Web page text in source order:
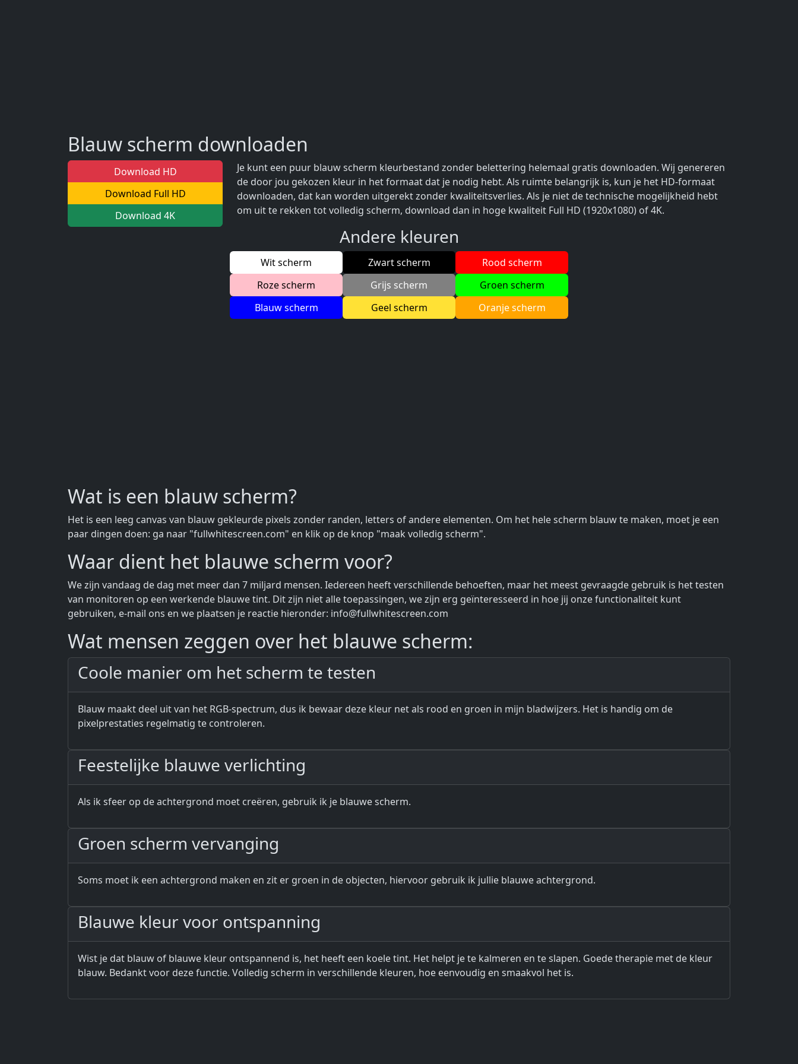
Blauw scherm downloaden
Download HD
Download Full HD
Download 4K
Je kunt een puur blauw scherm kleurbestand zonder belettering helemaal gratis downloaden. Wij genereren
de door jou gekozen kleur in het formaat dat je nodig hebt. Als ruimte belangrijk is, kun je het HD-formaat
downloaden, dat kan worden uitgerekt zonder kwaliteitsverlies. Als je niet de technische mogelijkheid hebt
om uit te rekken tot volledig scherm, download dan in hoge kwaliteit Full HD (1920x1080) of 4K.
Andere kleuren
Wit scherm Zwart scherm
Rood scherm
Roze scherm
Grijs scherm
Groen scherm
Blauw scherm
Geel scherm Oranje scherm
Wat is een blauw scherm?
Het is een leeg canvas van blauw gekleurde pixels zonder randen, letters of andere elementen. Om het hele scherm blauw te maken, moet je een
paar dingen doen: ga naar "fullwhitescreen.com" en klik op de knop "maak volledig scherm".
Waar dient het blauwe scherm voor?
We zijn vandaag de dag met meer dan 7 miljard mensen. Iedereen heeft verschillende behoeften, maar het meest gevraagde gebruik is het testen
van monitoren op een werkende blauwe tint. Dit zijn niet alle toepassingen, we zijn erg geïnteresseerd in hoe jij onze functionaliteit kunt
gebruiken, e-mail ons en we plaatsen je reactie hieronder: info@fullwhitescreen.com
Wat mensen zeggen over het blauwe scherm:
Coole manier om het scherm te testen
Blauw maakt deel uit van het RGB-spectrum, dus ik bewaar deze kleur net als rood en groen in mijn bladwijzers. Het is handig om de
pixelprestaties regelmatig te controleren.
Feestelijke blauwe verlichting
Als ik sfeer op de achtergrond moet creëren, gebruik ik je blauwe scherm.
Groen scherm vervanging
Soms moet ik een achtergrond maken en zit er groen in de objecten, hiervoor gebruik ik jullie blauwe achtergrond.
Blauwe kleur voor ontspanning
Wist je dat blauw of blauwe kleur ontspannend is, het heeft een koele tint. Het helpt je te kalmeren en te slapen. Goede therapie met de kleur
blauw. Bedankt voor deze functie. Volledig scherm in verschillende kleuren, hoe eenvoudig en smaakvol het is.